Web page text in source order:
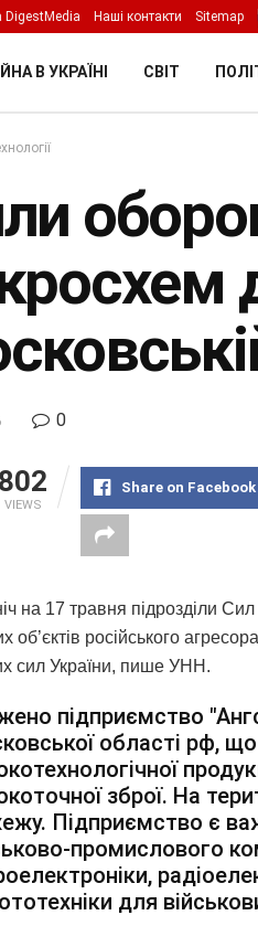
DigestMedia Наші контакти Sitemap
В УКРАЇНІ СВІТ
0
802
VIEWS
Share on Facebook
на 17 травня підрозділи
об’єктів російського
сил України, пише УНН.
підприємство
області рф, що
зброї. На
Підприємство є
промислового
для